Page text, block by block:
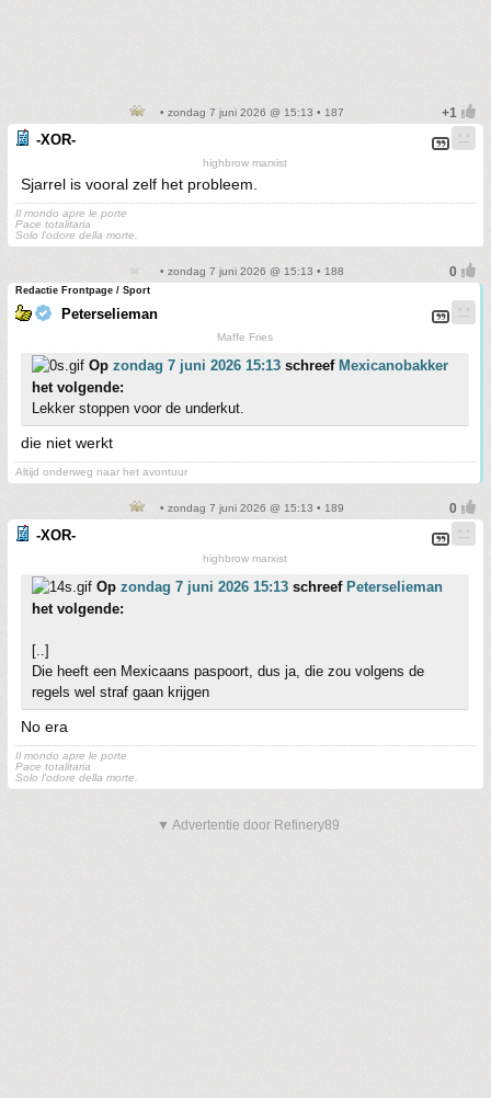
• zondag 7 juni 2026 @ 15:13 • 187
-XOR-
highbrow marxist
Sjarrel is vooral zelf het probleem.
Il mondo apre le porte
Pace totalitaria
Solo l'odore della morte.
• zondag 7 juni 2026 @ 15:13 • 188
Redactie Frontpage / Sport
Peterselieman
Maffe Fries
Op zondag 7 juni 2026 15:13 schreef Mexicanobakker
het volgende:
Lekker stoppen voor de underkut.
die niet werkt
Altijd onderweg naar het avontuur
• zondag 7 juni 2026 @ 15:13 • 189
-XOR-
highbrow marxist
Op zondag 7 juni 2026 15:13 schreef Peterselieman
het volgende:
[..]
Die heeft een Mexicaans paspoort, dus ja, die zou volgens de
regels wel straf gaan krijgen
No era
Il mondo apre le porte
Pace totalitaria
Solo l'odore della morte.
▼ Advertentie door Refinery89